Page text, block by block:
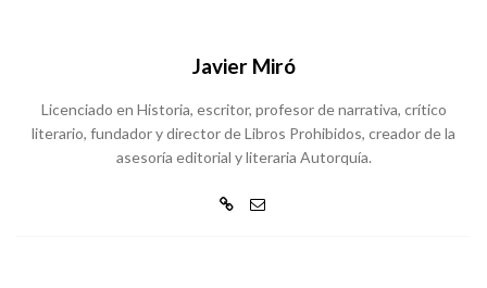
Javier Miró
Licenciado en Historia, escritor, profesor de narrativa, crítico
literario, fundador y director de Libros Prohibidos, creador de la
asesoría editorial y literaria Autorquía.